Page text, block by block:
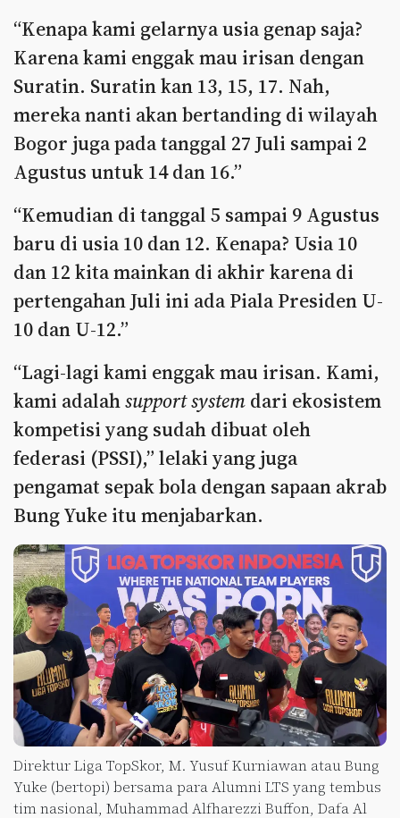
“Kenapa kami gelarnya usia genap saja?
Karena kami enggak mau irisan dengan
Suratin. Suratin kan 13, 15, 17. Nah,
mereka nanti akan bertanding di wilayah
Bogor juga pada tanggal 27 Juli sampai 2
Agustus untuk 14 dan 16.”
“Kemudian di tanggal 5 sampai 9 Agustus
baru di usia 10 dan 12. Kenapa? Usia 10
dan 12 kita mainkan di akhir karena di
pertengahan Juli ini ada Piala Presiden U-
10 dan U-12.”
“Lagi-lagi kami enggak mau irisan. Kami,
kami adalahsupport system dari ekosistem
kompetisi yang sudah dibuat oleh
federasi (PSSI),” lelaki yang juga
pengamat sepak bola dengan sapaan akrab
Bung Yuke itu menjabarkan.
Direktur Liga TopSkor, M. Yusuf Kurniawan atau Bung
Yuke (bertopi) bersama para Alumni LTS yang tembus
tim nasional, Muhammad Alfharezzi Buffon, Dafa Al